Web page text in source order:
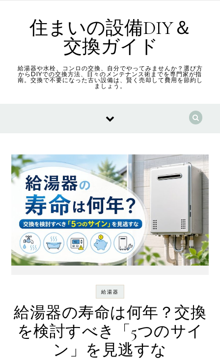
住まいの設備DIY＆
交換ガイド
給湯器や水栓、コンロの交換、自分でやってみませんか？選び方
からDIYでの交換方法、日々のメンテナンス術までを専門家が指
南。交換で不要になった古い設備は、賢く売却して費用を節約し
ましょう。
給湯器
給湯器の寿命は何年？交換
を検討すべき「5つのサイ
ン」を見逃すな